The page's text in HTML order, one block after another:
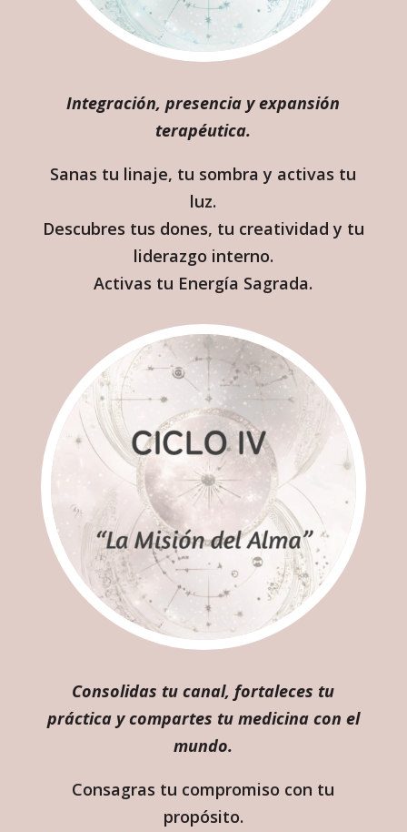
Integración, presencia y expansión
terapéutica.
Sanas tu linaje, tu sombra y activas tu
luz.
Descubres tus dones, tu creatividad y tu
liderazgo interno.
Activas tu Energía Sagrada.
Consolidas tu canal, fortaleces tu
práctica y compartes tu medicina con el
mundo.
Consagras tu compromiso con tu
propósito.